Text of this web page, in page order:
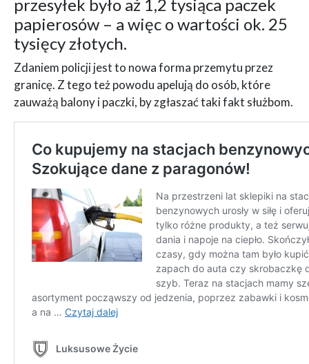
przesyłek było aż 1,2 tysiąca paczek
papierosów – a więc o wartości ok. 25
tysięcy złotych.
Zdaniem policji jest to nowa forma przemytu przez
granicę. Z tego też powodu apelują do osób, które
zauważą balony i paczki, by zgłaszać taki fakt służbom.